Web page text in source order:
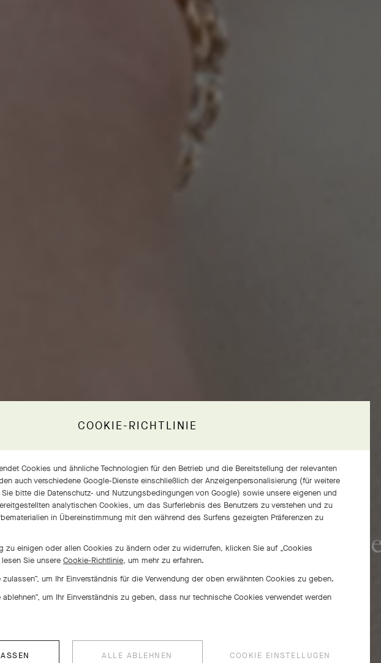
Your Poetic
COOKIE-RICHTLINIE
Cookies und ähnliche Technologien für den Betrieb und die Bereitstellung der relevanten
auch verschiedene Google-Dienste einschließlich der Anzeigenpersonalisierung (für weitere
Sie bitte die Datenschutz- und Nutzungsbedingungen von Google) sowie unsere eigenen und
analytischen Cookies, um das Surferlebnis des Benutzers zu verstehen und zu
in Übereinstimmung mit den während des Surfens gezeigten Präferenzen zu
zu einigen oder allen Cookies zu ändern oder zu widerrufen, klicken Sie auf „Cookies
Sie unsere Cookie-Richtlinie, um mehr zu erfahren.
zulassen“, um Ihr Einverständnis für die Verwendung der oben erwähnten Cookies zu geben.
ablehnen“, um Ihr Einverständnis zu geben, dass nur technische Cookies verwendet werden
ALLE ABLEHNEN COOKIE EINSTELLUGEN